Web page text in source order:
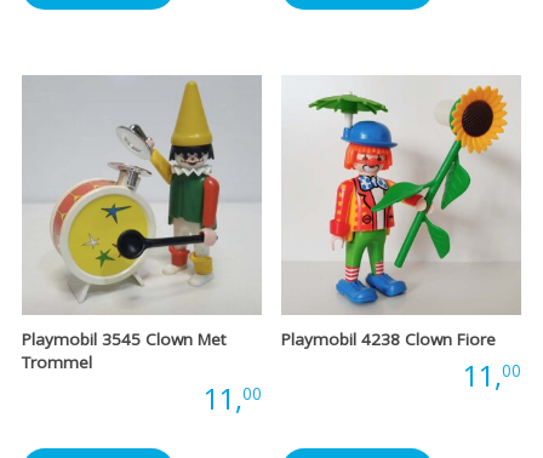
Playmobil 3545 Clown Met
Trommel
11,00
Playmobil 4238 Clown Fiore
11,00